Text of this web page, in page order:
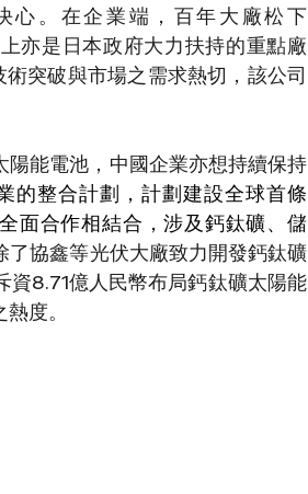
心。在企業端，百年大廠松下
亦是日本政府大力扶持的重點廠
突破與市場之需求熱切，該公司
能電池，中國企業亦想持續保持
的整合計劃，計劃建設全球首條
面合作相結合，涉及鈣鈦礦、儲
了協鑫等光伏大廠致力開發鈣鈦礦
8.71億人民幣布局鈣鈦礦太陽能
度。